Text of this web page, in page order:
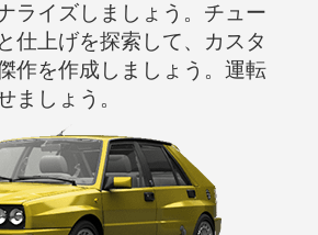
ライズしましょう。チュー
仕上げを探索して、カスタ
作を作成しましょう。運転
ましょう。